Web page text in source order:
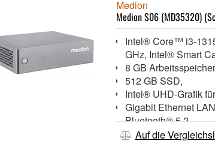
Medion
Medion S06 (MD35320)
Intel® Core™ i3-
GHz, Intel® Smart
8 GB
512 GB SSD,
Intel® UHD-Grafik
Gigabit Ethernet
Bluetooth® 5.2,
1x HDMI 1.4, 1x
Auf die